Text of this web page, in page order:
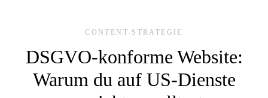
PORTFOLIO
CONTENT-STRATEGIE
DSGVO-konforme Website:
Warum du auf US-Dienste